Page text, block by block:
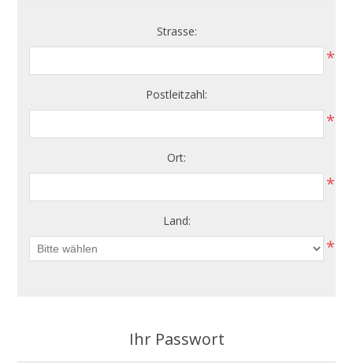
Strasse:
*
Postleitzahl:
*
Ort:
*
Land:
*
Ihr Passwort